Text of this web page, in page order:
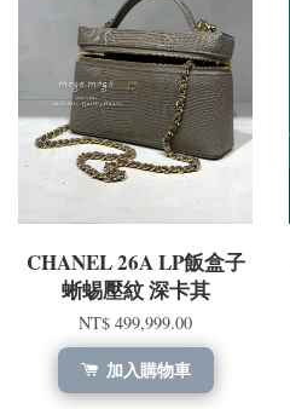
CHANEL 26A LP飯盒子
蜥蜴壓紋 深卡其
NT$ 499,999.00
加入購物車